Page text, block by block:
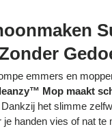
emmers en
Mop maakt
Dankzij het slimme
je handen vies of nat te